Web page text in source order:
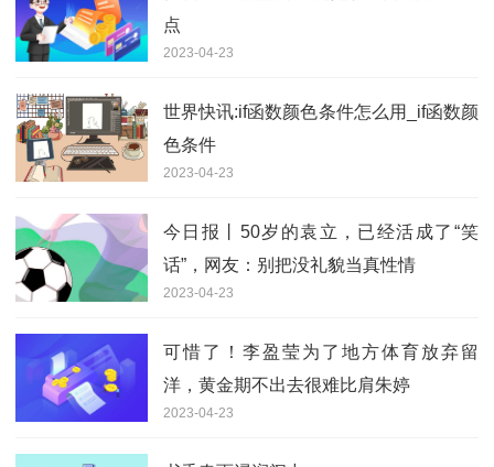
点
2023-04-23
世界快讯:if函数颜色条件怎么用_if函数颜
色条件
2023-04-23
今日报丨50岁的袁立，已经活成了“笑
话”，网友：别把没礼貌当真性情
2023-04-23
可惜了！李盈莹为了地方体育放弃留
洋，黄金期不出去很难比肩朱婷
2023-04-23